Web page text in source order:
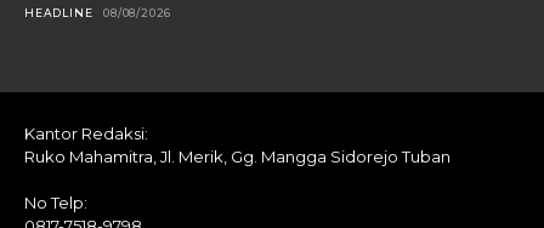
HEADLINE 08/08/2026
Kantor Redaksi:
Ruko Mahamitra, Jl. Merik, Gg. Mangga Sidorejo Tuban
No Telp: